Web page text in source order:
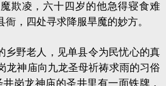
欺凌，六十四岁的他急得寝食难
，四处寻求降服旱魔的妙方。
乡野老人，见单县令为民忧心的真
龙神庙向九龙圣母祈祷求雨的习俗
岗龙神庙的圣井里有一面铁牌，